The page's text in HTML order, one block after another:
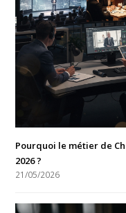
Pourquoi le métier de
2026 ?
21/05/2026